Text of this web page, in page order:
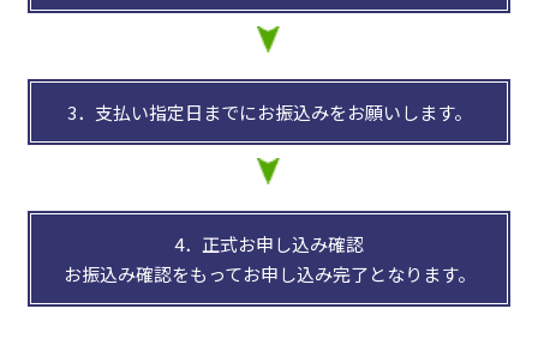
3．支払い指定日までにお振込みをお願いします。
4．正式お申し込み確認
お振込み確認をもってお申し込み完了となります。